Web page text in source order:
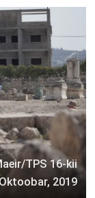
TPS 16-kii
Oktoobar, 2019